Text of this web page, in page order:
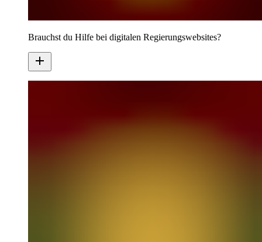
Brauchst du Hilfe bei digitalen Regierungswebsites?